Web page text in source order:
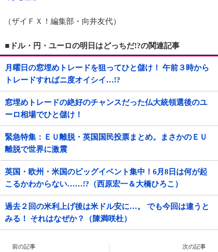
（ザイＦＸ！編集部・向井友代）
■ドル・円・ユーロの明日はどっちだ!?の関連記事
月曜日の窓埋めトレードを狙ってひと儲け！ 午前３時から
トレードすればニ度オイシイ…!?
窓埋めトレードの絶好のチャンスだった仏大統領選後のユ
ーロ相場でひと儲け！
緊急特集：ＥＵ離脱・英国国民投票まとめ。まさかのＥＵ
離脱で世界に激震
英国・欧州・米国のビッグイベント集中！6月8日は何が起
こるかわからない……!?（西原宏一＆大橋ひろこ）
過去２回の米利上げ後は米ドル安に…。 でも今回は違うと
みる！ それはなぜか？（陳満咲杜）
前の記事 次の記事